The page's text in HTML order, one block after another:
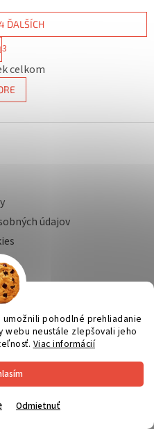
umožnili pohodlné prehliadanie
webu neustále zlepšovali jeho
Viac informácií
Odmietnuť
ĎALŠÍCH
3
celkom
údajov